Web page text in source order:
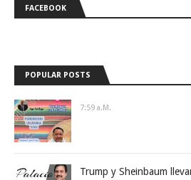
FACEBOOK
POPULAR POSTS
7:59 A.m.
Trump y Sheinbaum